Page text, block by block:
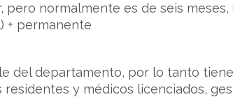
normalmente es de seis
+ permanente
del departamento, por lo tanto
y médicos licenciados,